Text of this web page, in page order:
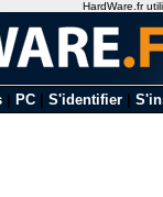
| PC| S'identifier|
HardWare.fr